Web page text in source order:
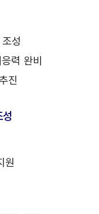
성
력 완비
진
원